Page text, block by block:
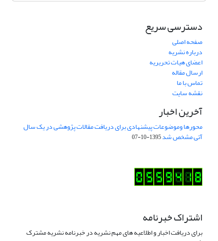
دسترسی سریع
صفحه اصلی
درباره نشریه
اعضای هیات تحریریه
ارسال مقاله
تماس با ما
نقشه سایت
آخرین اخبار
محورها وموضوعات پیشنهادی برای دریافت مقالات پژوهشی در یک سال
آتی مشخص شد1395-10-07
اشتراک خبرنامه
برای دریافت اخبار و اطلاعیه های مهم نشریه در خبرنامه نشریه مشترک